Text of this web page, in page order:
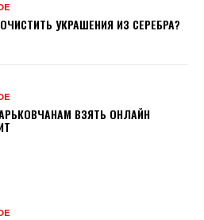
УКРАШЕНИЯ ИЗ СЕРЕБРА?
ВЗЯТЬ ОНЛАЙН